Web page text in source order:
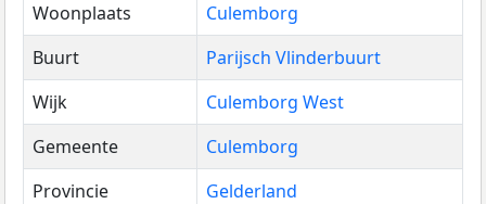
Woonplaats
Culemborg
Buurt
Parijsch Vlinderbuurt
Wijk
Culemborg West
Gemeente
Culemborg
Provincie
Gelderland